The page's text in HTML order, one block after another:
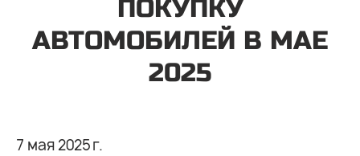
ПОКУПКУ
АВТОМОБИЛЕЙ В МАЕ
2025
7 мая 2025 г.